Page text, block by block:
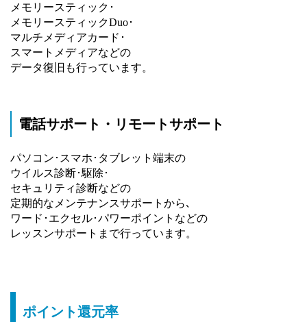
メモリースティック･
メモリースティックDuo･
マルチメディアカード･
スマートメディアなどの
データ復旧も行っています。
電話サポート・リモートサポート
パソコン･スマホ･タブレット端末の
ウイルス診断･駆除･
セキュリティ診断などの
定期的なメンテナンスサポートから､
ワード･エクセル･パワーポイントなどの
レッスンサポートまで行っています。
ポイント還元率